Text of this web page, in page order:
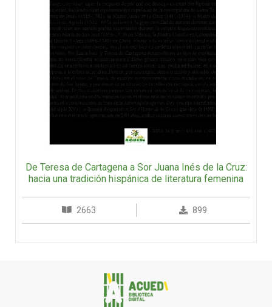
De Teresa de Cartagena a Sor Juana Inés de la Cruz:
hacia una tradición hispánica de literatura femenina
2663 899